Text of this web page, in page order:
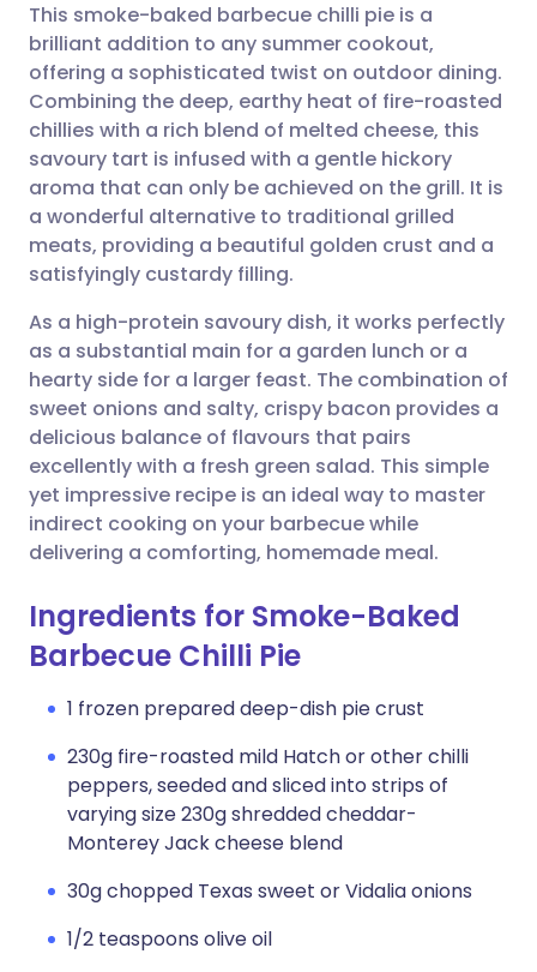
Compartilhar por e-mail
Compartilhar no Facebook
Compartilhar via LinkedIn
Compartilhar via X
Compartilhar via WhatsApp
Copiar link
🇬🇧 English 🇩🇪 Deutsch
🇪🇸 Español 🇫🇷 Français
🇮🇹 Italiano 🇵🇹
🇮🇳 हिन्दी
🇸🇦 عربي 🇸🇪 Svenska
This smoke-baked barbecue chilli pie is a
brilliant addition to any summer cookout,
offering a sophisticated twist on outdoor dining.
Combining the deep, earthy heat of fire-roasted
chillies with a rich blend of melted cheese, this
savoury tart is infused with a gentle hickory
aroma that can only be achieved on the grill. It is
a wonderful alternative to traditional grilled
meats, providing a beautiful golden crust and a
satisfyingly custardy filling.
As a high-protein savoury dish, it works perfectly
as a substantial main for a garden lunch or a
hearty side for a larger feast. The combination of
sweet onions and salty, crispy bacon provides a
delicious balance of flavours that pairs
excellently with a fresh green salad. This simple
yet impressive recipe is an ideal way to master
indirect cooking on your barbecue while
delivering a comforting, homemade meal.
Ingredients for Smoke-Baked
Barbecue Chilli Pie
1 frozen prepared deep-dish pie crust
230g fire-roasted mild Hatch or other chilli
peppers, seeded and sliced into strips of
varying size 230g shredded cheddar-
Monterey Jack cheese blend
30g chopped Texas sweet or Vidalia onions
1/2 teaspoons olive oil